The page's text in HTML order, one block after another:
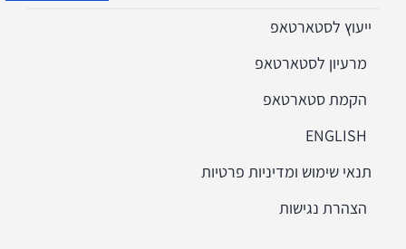
ייעוץ לסטארטאפ
מרעיון לסטארטאפ​
הקמת סטארטאפ
ENGLISH
תנאי שימוש ומדיניות פרטיות
הצהרת נגישות